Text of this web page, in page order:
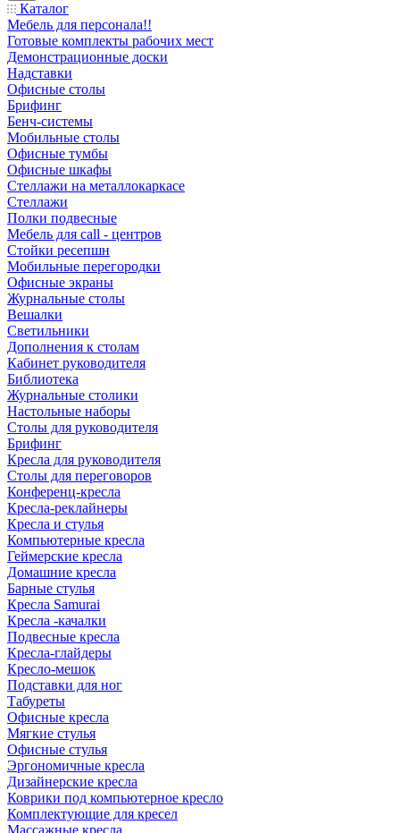
Каталог
Мебель для персонала!!
Готовые комплекты рабочих мест
Демонстрационные доски
Надставки
Офисные столы
Брифинг
Бенч-системы
Мобильные столы
Офисные тумбы
Офисные шкафы
Стеллажи на металлокаркасе
Стеллажи
Полки подвесные
Мебель для call - центров
Стойки ресепшн
Мобильные перегородки
Офисные экраны
Журнальные столы
Вешалки
Светильники
Дополнения к столам
Кабинет руководителя
Библиотека
Журнальные столики
Настольные наборы
Столы для руководителя
Брифинг
Кресла для руководителя
Столы для переговоров
Конференц-кресла
Кресла-реклайнеры
Кресла и стулья
Компьютерные кресла
Геймерские кресла
Домашние кресла
Барные стулья
Кресла Samurai
Кресла -качалки
Подвесные кресла
Кресла-глайдеры
Кресло-мешок
Подставки для ног
Табуреты
Офисные кресла
Мягкие стулья
Офисные стулья
Эргономичные кресла
Дизайнерские кресла
Коврики под компьютерное кресло
Комплектующие для кресел
Массажные кресла